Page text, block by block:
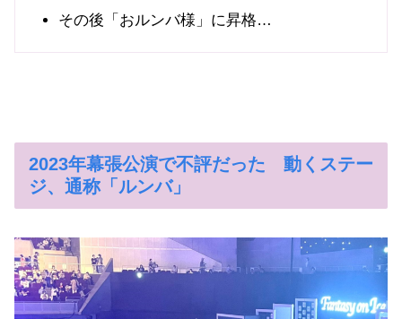
その後「おルンバ様」に昇格…
2023年幕張公演で不評だった 動くステー
ジ、通称「ルンバ」